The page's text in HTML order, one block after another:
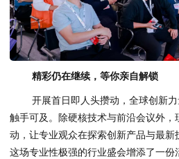
精彩仍在继续，等你亲自解锁
开展首日即人头攒动，全球创新
触手可及。除硬核技术与前沿会议外
动，让专业观众在探索创新产品与最
这场专业性极强的行业盛会增添了一份